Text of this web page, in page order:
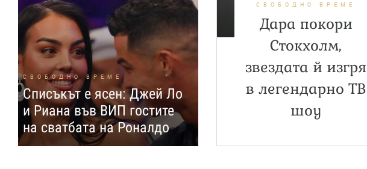
СВОБОДНО ВРЕМЕ
Списъкът е ясен: Джей Ло
и Риана във ВИП гостите
на сватбата на Роналдо
СВОБОДНО ВРЕМЕ
Дара покори
Стокхолм,
звездата й изгря
в легендарно ТВ
шоу